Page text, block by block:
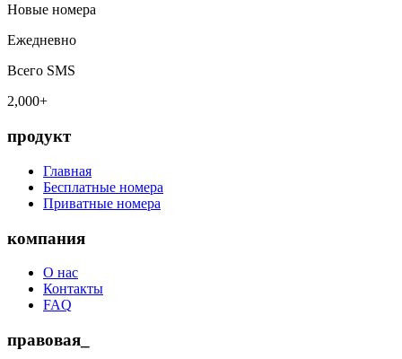
Новые номера
Ежедневно
Всего SMS
2,000+
продукт
Главная
Бесплатные номера
Приватные номера
компания
О нас
Контакты
FAQ
правовая_